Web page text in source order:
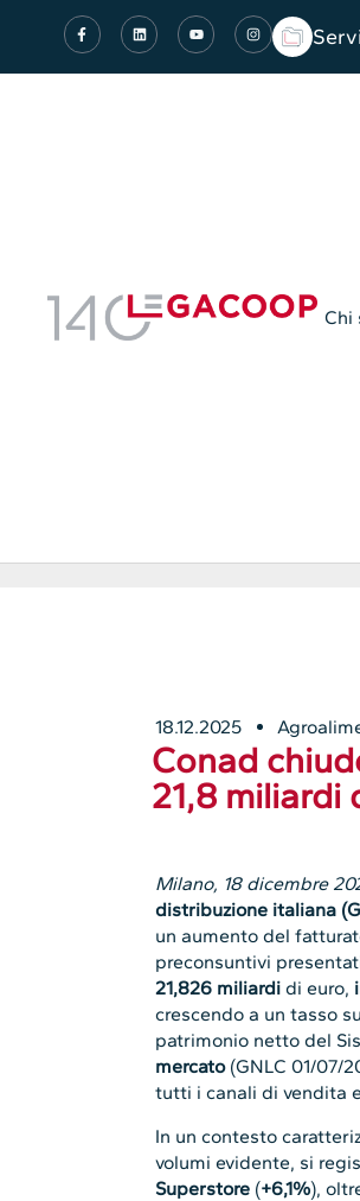
Chi
18.12.2025
Conad
21,8 miliardi
Milano, 18 dicembre
distribuzione italiana
un aumento del
preconsuntivi
21,826 miliardi di euro,
crescendo a un tasso
patrimonio netto del
mercato(GNLC 01/07/
tutti i canali di vendita
In un contesto
volumi evidente, si
Superstore (+6,1%),